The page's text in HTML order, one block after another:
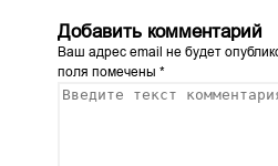
Добавить комментарий
Ваш адрес email не будет
поля помечены *